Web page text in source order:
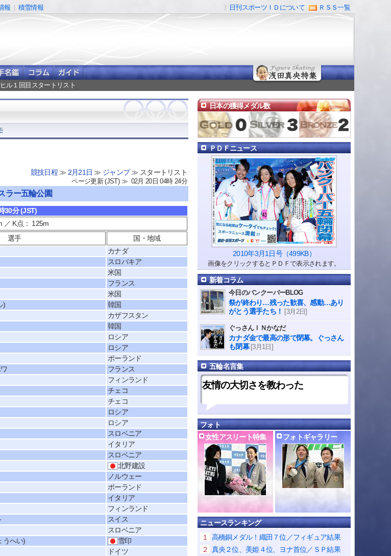
報 積雪情報 日刊スポーツＩＤについて ＲＳＳ一覧
ル１回目スタートリスト
競技日程≫ 2月21日 ≫ ジャンプ≫ スタートリスト
ページ更新 (JST) ≫ 02月 20日 04時 24分
ラー五輪公園
30分 (JST)
／ K点： 125m
選手
国・地域
カナダ
スロバキア
米国
フランス
米国
)
韓国
カザフスタン
韓国
ロシア
ロシア
ポーランド
フランス
フィンランド
チェコ
チェコ
ロシア
ロシア
スロベニア
イタリア
スロベニア
北野建設
ノルウェー
ポーランド
イタリア
フィンランド
スイス
スロベニア
うへい)
雪印
ドイツ
日本の獲得メダル数
ＰＤＦニュース
2010年3月1日号（499KB）
画像をクリックするとＰＤＦで表示されます。
新着コラム
今日のバンクーバーBLOG
祭が終わり…残った歓喜、感動…あり
がとう選手たち！ [3月2日]
ぐっさんＩＮかなだ
カナダ金で最高の形で閉幕。ぐっさん
も閉幕 [3月1日]
五輪名言集
友情の大切さを教わった
フォト
女性アスリート特集
フォトギャラリー
ニュースランキング
１
高橋銅メダル！織田７位／フィギュア結果
２ 真央２位、美姫４位、ヨナ首位／ＳＰ結果